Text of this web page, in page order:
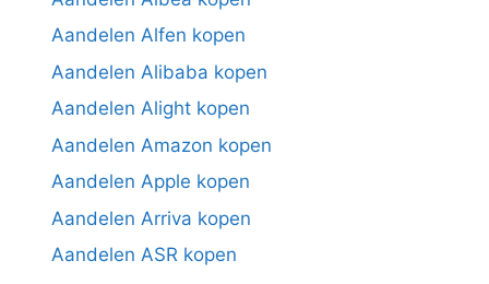
Aandelen Alfen kopen
Aandelen Alibaba kopen
Aandelen Alight kopen
Aandelen Amazon kopen
Aandelen Apple kopen
Aandelen Arriva kopen
Aandelen ASR kopen